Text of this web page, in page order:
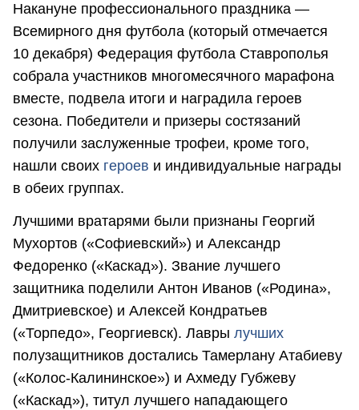
Накануне профессионального праздника —
Всемирного дня футбола (который отмечается
10 декабря) Федерация футбола Ставрополья
собрала участников многомесячного марафона
вместе, подвела итоги и наградила героев
сезона. Победители и призеры состязаний
получили заслуженные трофеи, кроме того,
нашли своих героев и индивидуальные награды
в обеих группах.
Лучшими вратарями были признаны Георгий
Мухортов («Софиевский») и Александр
Федоренко («Каскад»). Звание лучшего
защитника поделили Антон Иванов («Родина»,
Дмитриевское) и Алексей Кондратьев
(«Торпедо», Георгиевск). Лавры лучших
полузащитников достались Тамерлану Атабиеву
(«Колос-Калининское») и Ахмеду Губжеву
(«Каскад»), титул лучшего нападающего